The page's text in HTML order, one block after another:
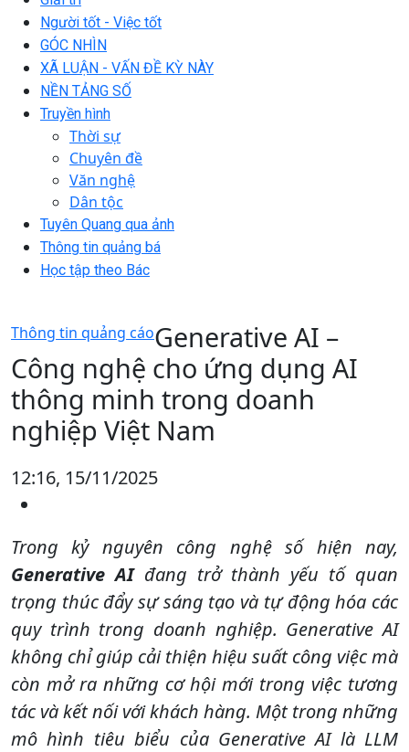
Người tốt - Việc tốt
GÓC NHÌN
XÃ LUẬN - VẤN ĐỀ KỲ NÀY
NỀN TẢNG SỐ
Truyền hình
Thời sự
Chuyên đề
Văn nghệ
Dân tộc
Tuyên Quang qua ảnh
Thông tin quảng bá
Học tập theo Bác
Thông tin quảng cáoGenerative AI –
Công nghệ cho ứng dụng AI
thông minh trong doanh
nghiệp Việt Nam
12:16, 15/11/2025
Trong kỷ nguyên công nghệ số hiện nay,
Generative AI đang trở thành yếu tố quan
trọng thúc đẩy sự sáng tạo và tự động hóa các
quy trình trong doanh nghiệp. Generative AI
không chỉ giúp cải thiện hiệu suất công việc mà
còn mở ra những cơ hội mới trong việc tương
tác và kết nối với khách hàng. Một trong những
mô hình tiêu biểu của Generative AI là LLM